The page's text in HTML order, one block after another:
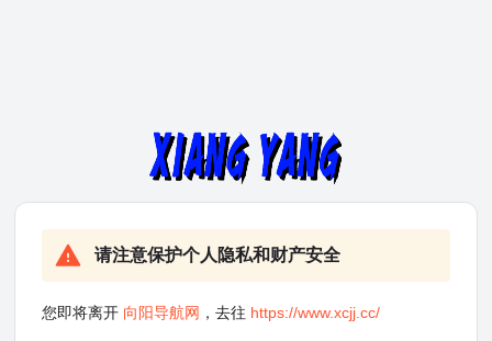
请注意保护个人隐私和财产安全
您即将离开 向阳导航网 ，去往 https://www.xcjj.cc/